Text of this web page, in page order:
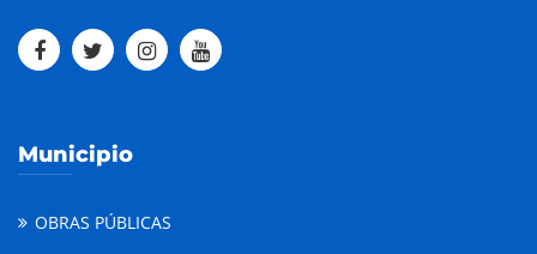
Municipio
OBRAS PÚBLICAS